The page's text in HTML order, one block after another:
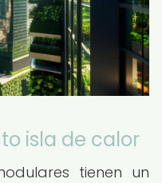
isla de calor
tienen un